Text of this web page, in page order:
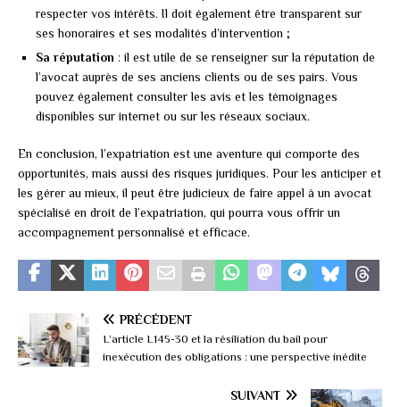
respecter vos intérêts. Il doit également être transparent sur
ses honoraires et ses modalités d’intervention ;
Sa réputation : il est utile de se renseigner sur la réputation de
l’avocat auprès de ses anciens clients ou de ses pairs. Vous
pouvez également consulter les avis et les témoignages
disponibles sur internet ou sur les réseaux sociaux.
En conclusion, l’expatriation est une aventure qui comporte des
opportunités, mais aussi des risques juridiques. Pour les anticiper et
les gérer au mieux, il peut être judicieux de faire appel à un avocat
spécialisé en droit de l’expatriation, qui pourra vous offrir un
accompagnement personnalisé et efficace.
PRÉCÉDENT
L’article L145-30 et la résiliation du bail pour
inexécution des obligations : une perspective inédite
SUIVANT